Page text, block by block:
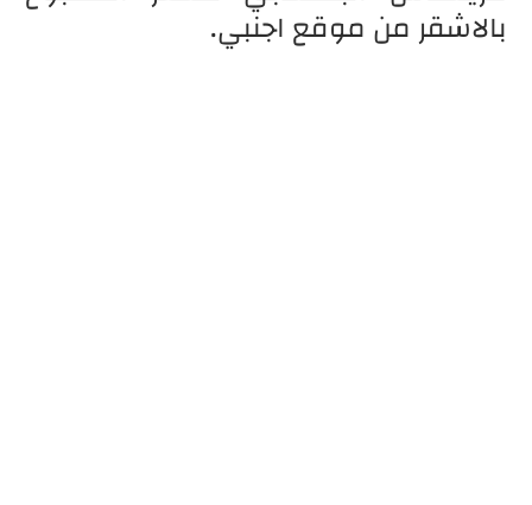
بالاشقر من موقع اجنبي.